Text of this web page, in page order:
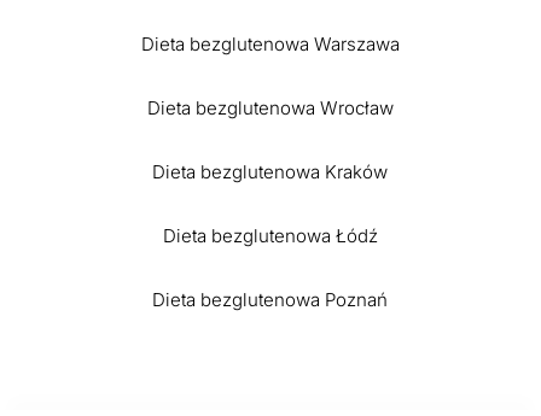
Dieta bezglutenowa Warszawa
Dieta bezglutenowa Wrocław
Dieta bezglutenowa Kraków
Dieta bezglutenowa Łódź
Dieta bezglutenowa Poznań